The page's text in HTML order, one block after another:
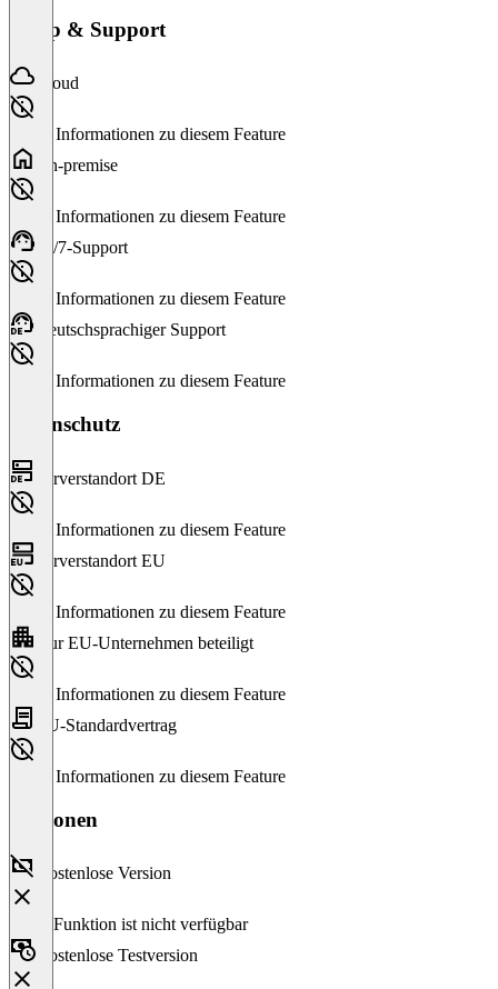
Setup & Support
Cloud
Keine Informationen zu diesem Feature
On-premise
Keine Informationen zu diesem Feature
24/7-Support
Keine Informationen zu diesem Feature
Deutschsprachiger Support
Keine Informationen zu diesem Feature
Datenschutz
Serverstandort DE
Keine Informationen zu diesem Feature
Serverstandort EU
Keine Informationen zu diesem Feature
Nur EU-Unternehmen beteiligt
Keine Informationen zu diesem Feature
EU-Standardvertrag
Keine Informationen zu diesem Feature
Versionen
Kostenlose Version
Diese Funktion ist nicht verfügbar
Kostenlose Testversion